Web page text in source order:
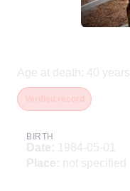
Age at death : 40 years
BIRTH
Date: 1984-05-01
Place: not specified